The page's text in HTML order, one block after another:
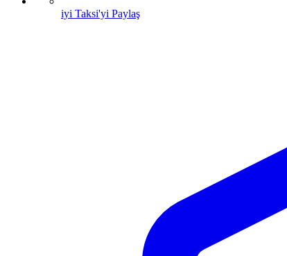
iyi Taksi'yi Paylaş